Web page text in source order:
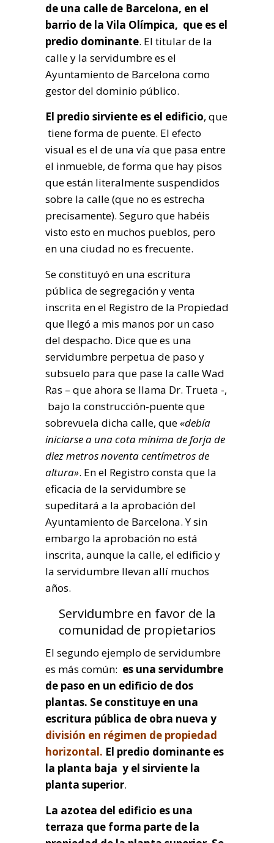
de una calle de Barcelona, en el
barrio de la Vila Olímpica, que es el
predio dominante. El titular de la
calle y la servidumbre es el
Ayuntamiento de Barcelona como
gestor del dominio público.
El predio sirviente es el edificio, que
tiene forma de puente. El efecto
visual es el de una vía que pasa entre
el inmueble, de forma que hay pisos
que están literalmente suspendidos
sobre la calle (que no es estrecha
precisamente). Seguro que habéis
visto esto en muchos pueblos, pero
en una ciudad no es frecuente.
Se constituyó en una escritura
pública de segregación y venta
inscrita en el Registro de la Propiedad
que llegó a mis manos por un caso
del despacho. Dice que es una
servidumbre perpetua de paso y
subsuelo para que pase la calle Wad
Ras – que ahora se llama Dr. Trueta -,
bajo la construcción-puente que
sobrevuela dicha calle, que«debía
iniciarse a una cota mínima de forja de
diez metros noventa centímetros de
altura». En el Registro consta que la
eficacia de la servidumbre se
supeditará a la aprobación del
Ayuntamiento de Barcelona. Y sin
embargo la aprobación no está
inscrita, aunque la calle, el edificio y
la servidumbre llevan allí muchos
años.
Servidumbre en favor de la
comunidad de propietarios
El segundo ejemplo de servidumbre
es más común: es una servidumbre
de paso en un edificio de dos
plantas. Se constituye en una
escritura pública de obra nueva y
división en régimen de propiedad
horizontal. El predio dominante es
la planta baja y el sirviente la
planta superior.
La azotea del edificio es una
terraza que forma parte de la